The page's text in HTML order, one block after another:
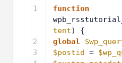
1
2
3
function
tent) {
global
$postid =